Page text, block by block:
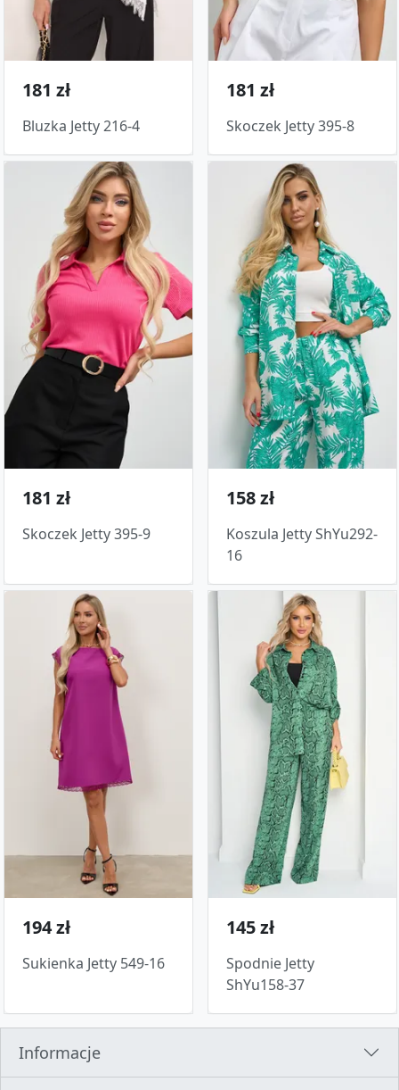
181 zł
Bluzka Jetty 216-4
181 zł
Skoczek Jetty 395-8
181 zł
Skoczek Jetty 395-9
158 zł
Koszula Jetty ShYu292-
16
194 zł
Sukienka Jetty 549-16
145 zł
Spodnie Jetty
ShYu158-37
Informacje